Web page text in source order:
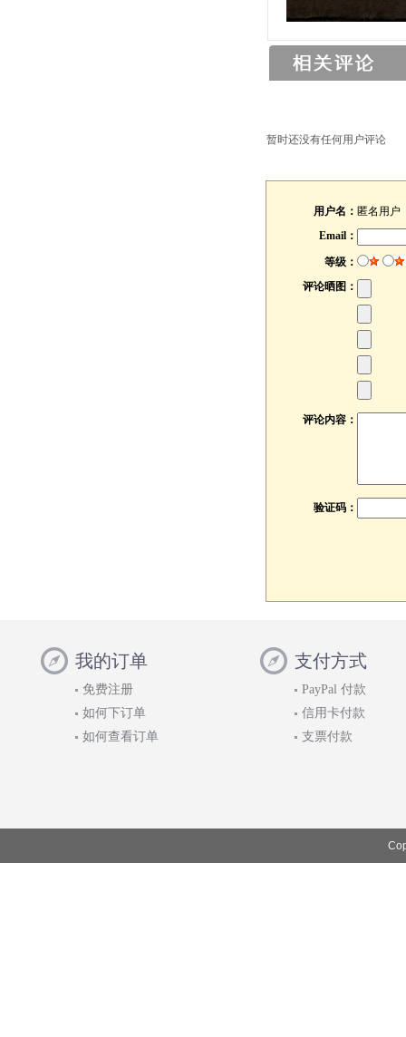
暂时还没有任何用户评论
用户名： 匿名用户
Email：
等级：
评论晒图：
评论内容：
验证码：
我的订单
免费注册
如何下订单
如何查看订单
支付方式
PayPal 付款
信用卡付款
支票付款